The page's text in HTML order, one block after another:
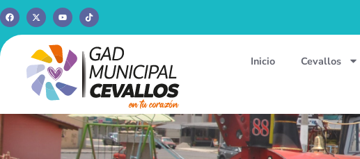
Inicio Cevallos